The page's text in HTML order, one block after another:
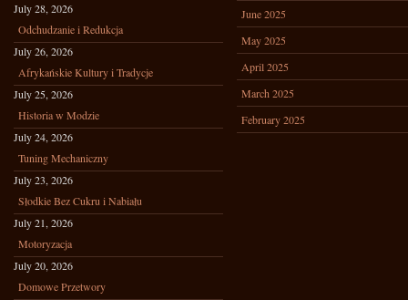
July 28, 2026
Odchudzanie i Redukcja
July 26, 2026
Afrykańskie Kultury i Tradycje
July 25, 2026
Historia w Modzie
July 24, 2026
Tuning Mechaniczny
July 23, 2026
Słodkie Bez Cukru i Nabiału
July 21, 2026
Motoryzacja
July 20, 2026
Domowe Przetwory
June 2025
May 2025
April 2025
March 2025
February 2025